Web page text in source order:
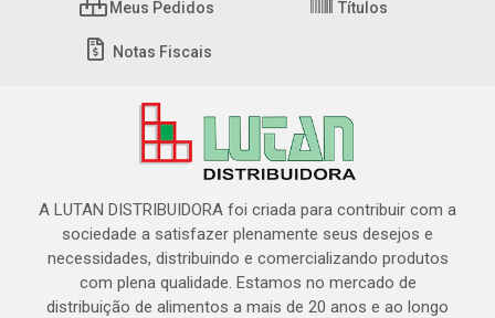
Meus Pedidos Títulos
Notas Fiscais
A LUTAN DISTRIBUIDORA foi criada para contribuir com a
sociedade a satisfazer plenamente seus desejos e
necessidades, distribuindo e comercializando produtos
com plena qualidade. Estamos no mercado de
distribuição de alimentos a mais de 20 anos e ao longo